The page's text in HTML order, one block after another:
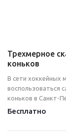
Трехмерное
коньков
В сети хоккейных
воспользоваться
коньков в Санкт-
Бесплатно